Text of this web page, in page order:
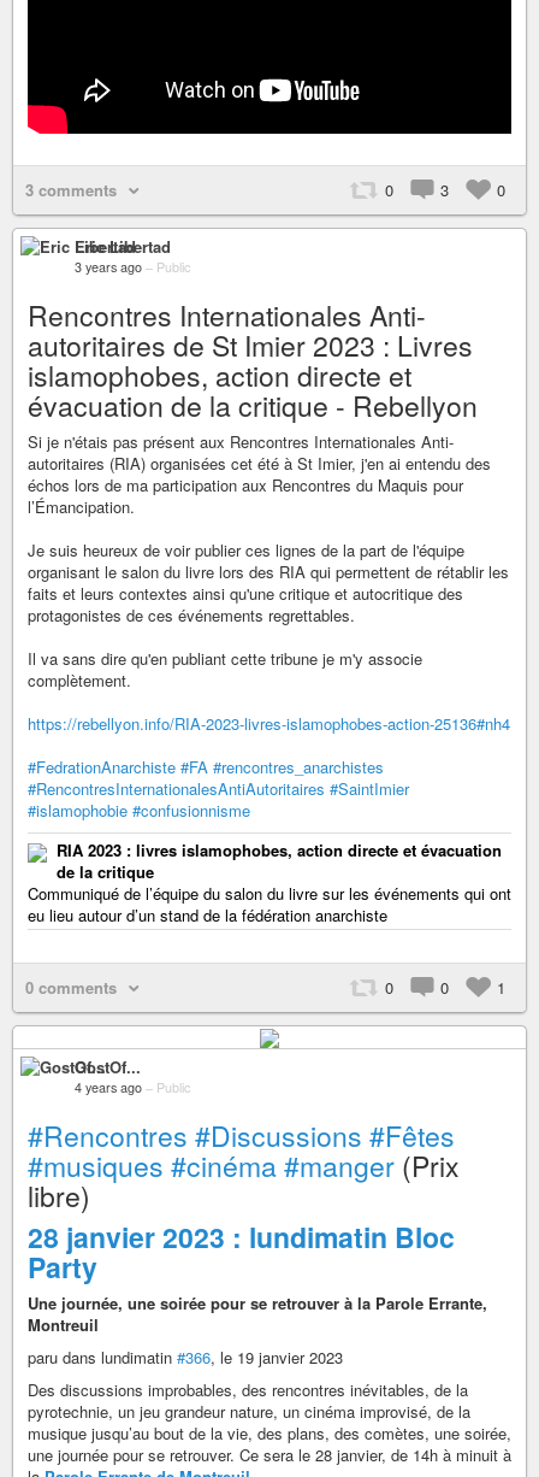
3 comments 0 3 0
Eric Libertad
3 years ago – Public
Rencontres Internationales Anti-
autoritaires de St Imier 2023 : Livres
islamophobes, action directe et
évacuation de la critique - Rebellyon
Si je n'étais pas présent aux Rencontres Internationales Anti-
autoritaires (RIA) organisées cet été à St Imier, j'en ai entendu des
échos lors de ma participation aux Rencontres du Maquis pour
l’Émancipation.
Je suis heureux de voir publier ces lignes de la part de l'équipe
organisant le salon du livre lors des RIA qui permettent de rétablir les
faits et leurs contextes ainsi qu'une critique et autocritique des
protagonistes de ces événements regrettables.
Il va sans dire qu'en publiant cette tribune je m'y associe
complètement.
https://rebellyon.info/RIA-2023-livres-islamophobes-action-25136#nh4
#FedrationAnarchiste #FA #rencontres_anarchistes
#RencontresInternationalesAntiAutoritaires #SaintImier
#islamophobie #confusionnisme
RIA 2023 : livres islamophobes, action directe et évacuation
de la critique
Communiqué de l’équipe du salon du livre sur les événements qui ont
eu lieu autour d’un stand de la fédération anarchiste
0 comments 0 0 1
GostOf...
4 years ago – Public
#Rencontres #Discussions #Fêtes
#musiques #cinéma#manger (Prix
libre)
28 janvier 2023 : lundimatin Bloc
Party
Une journée, une soirée pour se retrouver à la Parole Errante,
Montreuil
paru dans lundimatin #366, le 19 janvier 2023
Des discussions improbables, des rencontres inévitables, de la
pyrotechnie, un jeu grandeur nature, un cinéma improvisé, de la
musique jusqu’au bout de la vie, des plans, des comètes, une soirée,
une journée pour se retrouver. Ce sera le 28 janvier, de 14h à minuit à